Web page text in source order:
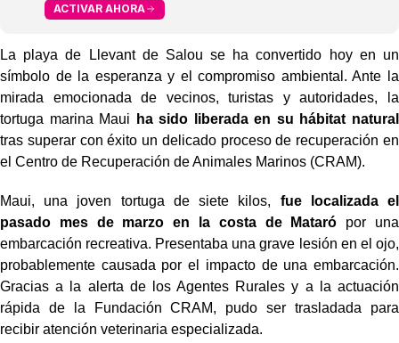
ACTIVAR AHORA
La playa de Llevant de Salou se ha convertido hoy en un
símbolo de la esperanza y el compromiso ambiental. Ante la
mirada emocionada de vecinos, turistas y autoridades, la
tortuga marina Maui ha sido liberada en su hábitat natural
tras superar con éxito un delicado proceso de recuperación en
el Centro de Recuperación de Animales Marinos (CRAM).
Maui, una joven tortuga de siete kilos, fue localizada el
pasado mes de marzo en la costa de Mataró por una
embarcación recreativa. Presentaba una grave lesión en el ojo,
probablemente causada por el impacto de una embarcación.
Gracias a la alerta de los Agentes Rurales y a la actuación
rápida de la Fundación CRAM, pudo ser trasladada para
recibir atención veterinaria especializada.